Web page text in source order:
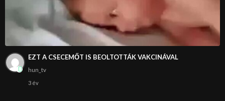
EZT A CSECEMŐT IS BEOLTOTTÁK VAKCINÁVAL
hun_tv
3 év